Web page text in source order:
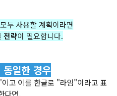
두 사용할 계획이라면
전략이 필요합니다.
일한 경우
고 이를 한글로 "라임"이라고 표
다면,